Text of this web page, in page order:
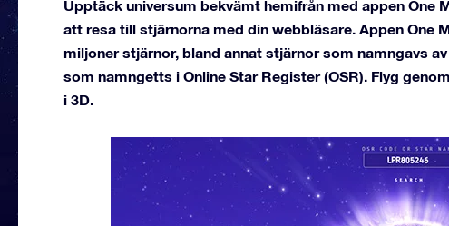
Upptäck universum bekvämt hemifrån med appen One
att resa till stjärnorna med din webbläsare. Appen One
miljoner stjärnor, bland annat stjärnor som namngavs
som namngetts i Online Star Register (OSR). Flyg
i 3D.